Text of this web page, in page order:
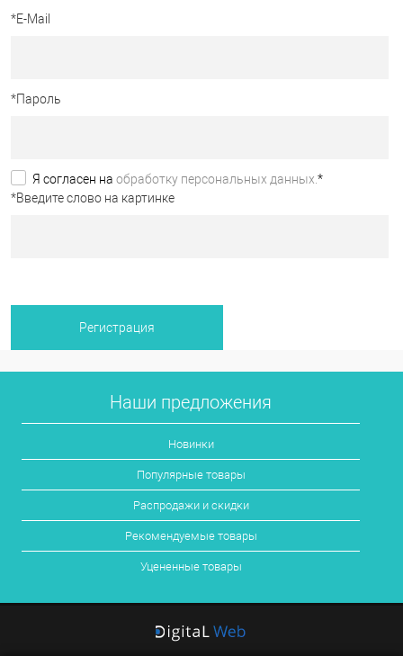
*E-Mail
*Пароль
Я согласен на обработку персональных данных. *
*Введите слово на картинке
Наши предложения
Новинки
Популярные товары
Распродажи и скидки
Рекомендуемые товары
Уцененные товары